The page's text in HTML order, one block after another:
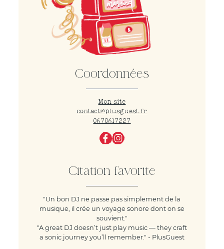
Coordonnées
Mon site
contact@plusguest.fr
0670617227
Citation favorite
"Un bon DJ ne passe pas simplement de la
musique, il crée un voyage sonore dont on se
souvient."
"A great DJ doesn’t just play music — they craft
a sonic journey you’ll remember." - PlusGuest